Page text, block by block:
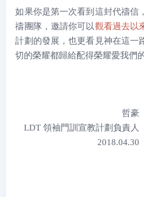
如果你是第一次看到這封代禱信
禱團隊，邀請你可以觀看過去以
計劃的發展，也更看見神在這一
切的榮耀都歸給配得榮耀愛我們的
哲豪
LDT 領袖門訓宣教計劃負責人
2018.04.30